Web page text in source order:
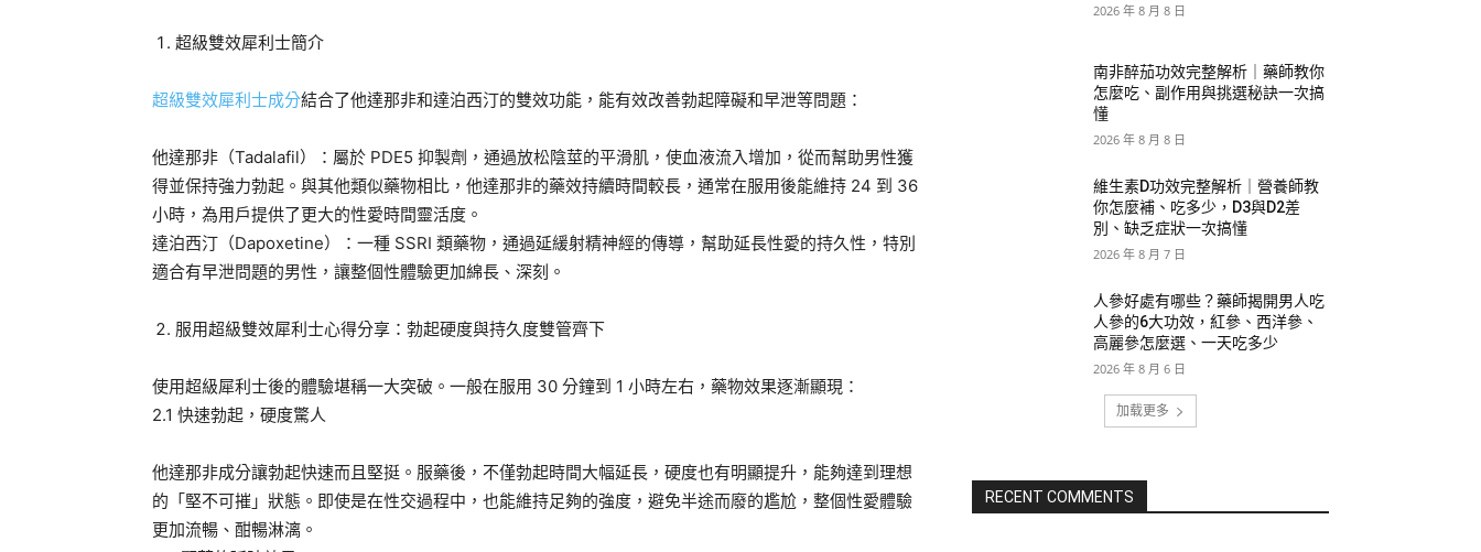
超級雙效犀利士簡介
超級雙效犀利士成分結合了他達那非和達泊西汀的雙效功能，能有效改善勃起障礙和早泄等問題：
他達那非（Tadalafil）：屬於 PDE5 抑製劑，通過放松陰莖的平滑肌，使血液流入增加，從而幫助男性獲
得並保持強力勃起。與其他類似藥物相比，他達那非的藥效持續時間較長，通常在服用後能維持 24 到 36
小時，為用戶提供了更大的性愛時間靈活度。
達泊西汀（Dapoxetine）：一種 SSRI 類藥物，通過延緩射精神經的傳導，幫助延長性愛的持久性，特別
適合有早泄問題的男性，讓整個性體驗更加綿長、深刻。
服用超級雙效犀利士心得分享：勃起硬度與持久度雙管齊下
使用超級犀利士後的體驗堪稱一大突破。一般在服用 30 分鐘到 1 小時左右，藥物效果逐漸顯現：
2.1 快速勃起，硬度驚人
他達那非成分讓勃起快速而且堅挺。服藥後，不僅勃起時間大幅延長，硬度也有明顯提升，能夠達到理想
的「堅不可摧」狀態。即使是在性交過程中，也能維持足夠的強度，避免半途而廢的尷尬，整個性愛體驗
更加流暢、酣暢淋漓。
2026 年 8 月 8 日
南非醉茄功效完整解析｜藥師教你
怎麼吃、副作用與挑選秘訣一次搞
懂
2026 年 8 月 8 日
維生素D功效完整解析｜營養師教
你怎麼補、吃多少，D3與D2差
別、缺乏症狀一次搞懂
2026 年 8 月 7 日
人參好處有哪些？藥師揭開男人吃
人參的6大功效，紅參、西洋參、
高麗參怎麼選、一天吃多少
2026 年 8 月 6 日
加载更多
RECENT COMMENTS